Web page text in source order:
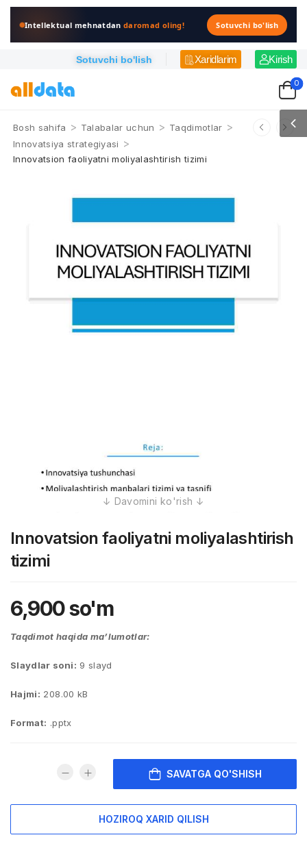
Intellektual mehnatdandaromad oling! Sotuvchi bo'lish
Sotuvchi bo'lish Xaridlarim Kirish
0
Bosh sahifa > Talabalar uchun > Taqdimotlar >
Innovatsiya strategiyasi >
Innovatsion faoliyatni moliyalashtirish tizimi
Innovatsion faoliyatni moliyalashtirish
tizimi
6,900so'm
Taqdimot haqida ma’lumotlar:
Slaydlar soni: 9 slayd
Hajmi: 208.00 kB
Format: .pptx
SAVATGA QO'SHISH
HOZIROQ XARID QILISH